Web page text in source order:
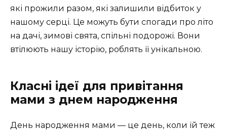
які прожили разом, які залишили відбиток у
нашому серці. Це можуть бути спогади про літо
на дачі, зимові свята, спільні подорожі. Вони
втілюють нашу історію, роблять її унікальною.
Класні ідеї для привітання
мами з днем народження
День народження мами — це день, коли їй теж